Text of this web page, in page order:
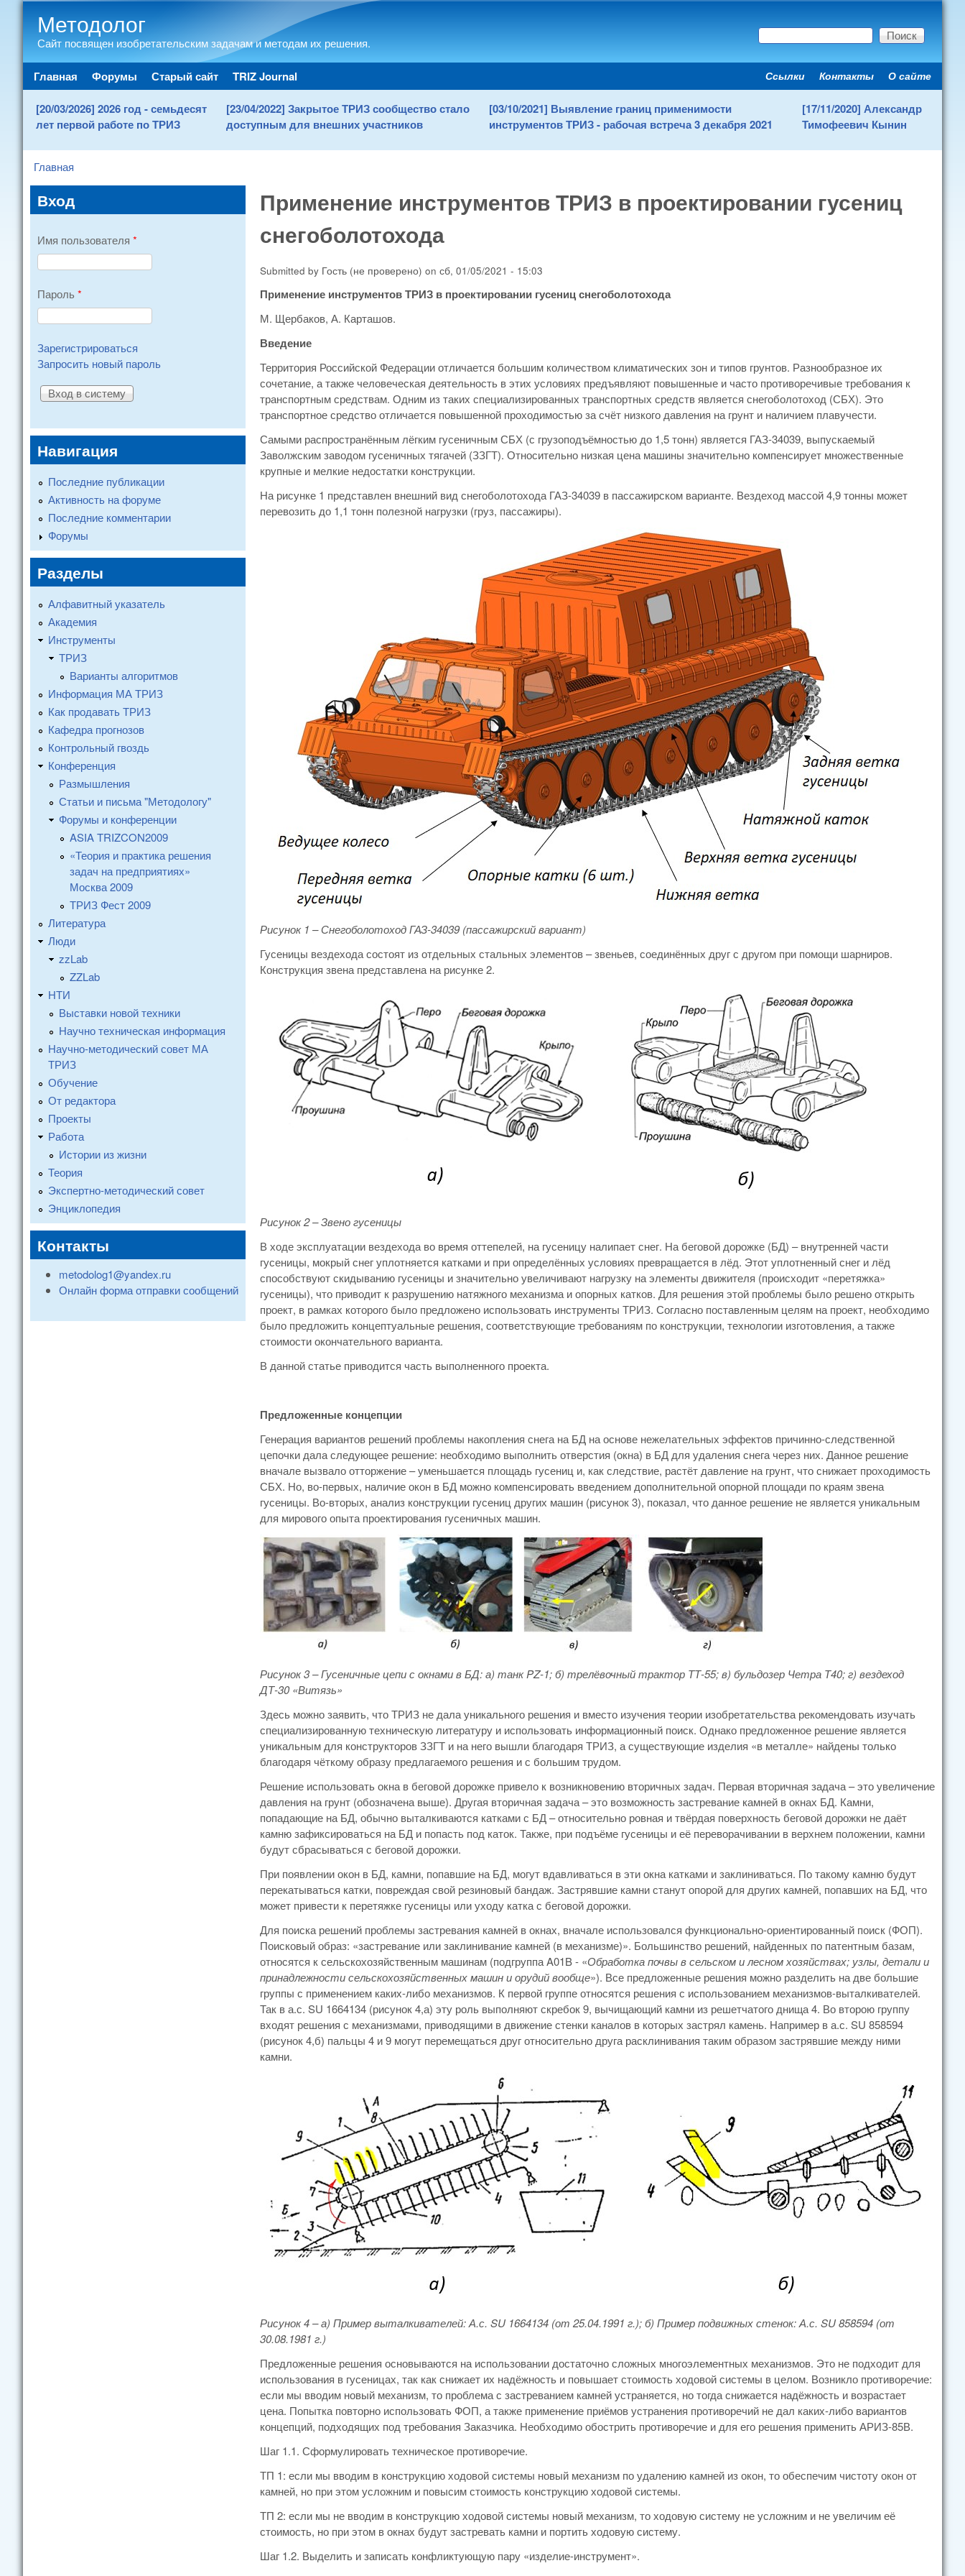
Методолог
Сайт посвящен изобретательским задачам и методам их решения. Форма поиска
Поиск
Main menu
Главная Форумы Старый сайт TRIZ Journal Secondary menu
Ссылки Контакты О сайте
[20/03/2026] 2026 год - семьдесят
лет первой работе по ТРИЗ
[23/04/2022] Закрытое ТРИЗ сообщество стало
доступным для внешних участников
[03/10/2021] Выявление границ применимости
инструментов ТРИЗ - рабочая встреча 3 декабря 2021
[17/11/2020] Александр
Тимофеевич Кынин
You are here
Главная
Применение инструментов ТРИЗ в проектировании гусениц
снегоболотохода
Submitted by Гость (не проверено) on сб, 01/05/2021 - 15:03
Применение инструментов ТРИЗ в проектировании гусениц снегоболотохода
М. Щербаков, А. Карташов.
Введение
Территория Российской Федерации отличается большим количеством климатических зон и типов грунтов. Разнообразное их
сочетание, а также человеческая деятельность в этих условиях предъявляют повышенные и часто противоречивые требования к
транспортным средствам. Одним из таких специализированных транспортных средств является снегоболотоход (СБХ). Это
транспортное средство отличается повышенной проходимостью за счёт низкого давления на грунт и наличием плавучести.
Самыми распространённым лёгким гусеничным СБХ (с грузоподъёмностью до 1,5 тонн) является ГАЗ-34039, выпускаемый
Заволжским заводом гусеничных тягачей (ЗЗГТ). Относительно низкая цена машины значительно компенсирует множественные
крупные и мелкие недостатки конструкции.
На рисунке 1 представлен внешний вид снегоболотохода ГАЗ-34039 в пассажирском варианте. Вездеход массой 4,9 тонны может
перевозить до 1,1 тонн полезной нагрузки (груз, пассажиры).
Рисунок 1 – Снегоболотоход ГАЗ-34039 (пассажирский вариант)
Гусеницы вездехода состоят из отдельных стальных элементов – звеньев, соединённых друг с другом при помощи шарниров.
Конструкция звена представлена на рисунке 2.
Рисунок 2 – Звено гусеницы
В ходе эксплуатации вездехода во время оттепелей, на гусеницу налипает снег. На беговой дорожке (БД) – внутренней части
гусеницы, мокрый снег уплотняется катками и при определённых условиях превращается в лёд. Этот уплотненный снег и лёд
способствуют скидыванию гусеницы и значительно увеличивают нагрузку на элементы движителя (происходит «перетяжка»
гусеницы), что приводит к разрушению натяжного механизма и опорных катков. Для решения этой проблемы было решено открыть
проект, в рамках которого было предложено использовать инструменты ТРИЗ. Согласно поставленным целям на проект, необходимо
было предложить концептуальные решения, соответствующие требованиям по конструкции, технологии изготовления, а также
стоимости окончательного варианта.
В данной статье приводится часть выполненного проекта.
Предложенные концепции
Генерация вариантов решений проблемы накопления снега на БД на основе нежелательных эффектов причинно-следственной
цепочки дала следующее решение: необходимо выполнить отверстия (окна) в БД для удаления снега через них. Данное решение
вначале вызвало отторжение – уменьшается площадь гусениц и, как следствие, растёт давление на грунт, что снижает проходимость
СБХ. Но, во-первых, наличие окон в БД можно компенсировать введением дополнительной опорной площади по краям звена
гусеницы. Во-вторых, анализ конструкции гусениц других машин (рисунок 3), показал, что данное решение не является уникальным
для мирового опыта проектирования гусеничных машин.
Рисунок 3 – Гусеничные цепи с окнами в БД: а) танк PZ-1; б) трелёвочный трактор ТТ-55; в) бульдозер Четра Т40; г) вездеход
ДТ-30 «Витязь»
Здесь можно заявить, что ТРИЗ не дала уникального решения и вместо изучения теории изобретательства рекомендовать изучать
специализированную техническую литературу и использовать информационный поиск. Однако предложенное решение является
уникальным для конструкторов ЗЗГТ и на него вышли благодаря ТРИЗ, а существующие изделия «в металле» найдены только
благодаря чёткому образу предлагаемого решения и с большим трудом.
Решение использовать окна в беговой дорожке привело к возникновению вторичных задач. Первая вторичная задача – это увеличение
давления на грунт (обозначена выше). Другая вторичная задача – это возможность застревание камней в окнах БД. Камни,
попадающие на БД, обычно выталкиваются катками с БД – относительно ровная и твёрдая поверхность беговой дорожки не даёт
камню зафиксироваться на БД и попасть под каток. Также, при подъёме гусеницы и её переворачивании в верхнем положении, камни
будут сбрасываться с беговой дорожки.
При появлении окон в БД, камни, попавшие на БД, могут вдавливаться в эти окна катками и заклиниваться. По такому камню будут
перекатываться катки, повреждая свой резиновый бандаж. Застрявшие камни станут опорой для других камней, попавших на БД, что
может привести к перетяжке гусеницы или уходу катка с беговой дорожки.
Для поиска решений проблемы застревания камней в окнах, вначале использовался функционально-ориентированный поиск (ФОП).
Поисковый образ: «застревание или заклинивание камней (в механизме)». Большинство решений, найденных по патентным базам,
относятся к сельскохозяйственным машинам (подгруппа A01B - «Обработка почвы в сельском и лесном хозяйствах; узлы, детали и
принадлежности сельскохозяйственных машин и орудий вообще»). Все предложенные решения можно разделить на две большие
группы с применением каких-либо механизмов. К первой группе относятся решения с использованием механизмов-выталкивателей.
Так в а.с. SU 1664134 (рисунок 4,а) эту роль выполняют скребок 9, вычищающий камни из решетчатого днища 4. Во второю группу
входят решения с механизмами, приводящими в движение стенки каналов в которых застрял камень. Например в а.с. SU 858594
(рисунок 4,б) пальцы 4 и 9 могут перемещаться друг относительно друга расклинивания таким образом застрявшие между ними
камни.
Рисунок 4 – а) Пример выталкивателей: А.с. SU 1664134 (от 25.04.1991 г.); б) Пример подвижных стенок: А.с. SU 858594 (от
30.08.1981 г.)
Предложенные решения основываются на использовании достаточно сложных многоэлементных механизмов. Это не подходит для
использования в гусеницах, так как снижает их надёжность и повышает стоимость ходовой системы в целом. Возникло противоречие:
если мы вводим новый механизм, то проблема с застреванием камней устраняется, но тогда снижается надёжность и возрастает
цена. Попытка повторно использовать ФОП, а также применение приёмов устранения противоречий не дал каких-либо вариантов
концепций, подходящих под требования Заказчика. Необходимо обострить противоречие и для его решения применить АРИЗ-85В.
Шаг 1.1. Сформулировать техническое противоречие.
ТП 1: если мы вводим в конструкцию ходовой системы новый механизм по удалению камней из окон, то обеспечим чистоту окон от
камней, но при этом усложним и повысим стоимость конструкцию ходовой системы.
ТП 2: если мы не вводим в конструкцию ходовой системы новый механизм, то ходовую систему не усложним и не увеличим её
стоимость, но при этом в окнах будут застревать камни и портить ходовую систему.
Шаг 1.2. Выделить и записать конфликтующую пару «изделие-инструмент».
Вход
Имя пользователя *
Пароль *
Зарегистрироваться
Запросить новый пароль
Навигация
Последние публикации
Активность на форуме
Последние комментарии
Форумы
Разделы
Алфавитный указатель
Академия
Инструменты
ТРИЗ
Варианты алгоритмов
Информация МА ТРИЗ
Как продавать ТРИЗ
Кафедра прогнозов
Контрольный гвоздь
Конференция
Размышления
Статьи и письма "Методологу"
Форумы и конференции
ASIA TRIZCON2009
«Теория и практика решения
задач на предприятиях»
Москва 2009
ТРИЗ Фест 2009
Литература
Люди
zzLab
ZZLab
НТИ
Выставки новой техники
Научно техническая информация
Научно-методический совет МА
ТРИЗ
Обучение
От редактора
Проекты
Работа
Истории из жизни
Теория
Экспертно-методический совет
Энциклопедия
Контакты
metodolog1@yandex.ru
Онлайн форма отправки сообщений